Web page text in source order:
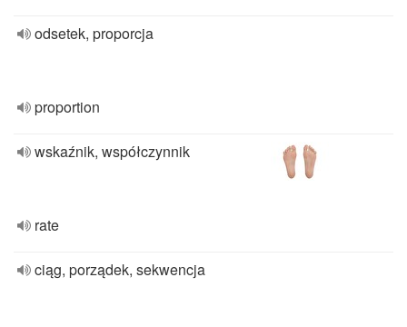
odsetek, proporcja
proportion
wskaźnik, współczynnik
rate
ciąg, porządek, sekwencja